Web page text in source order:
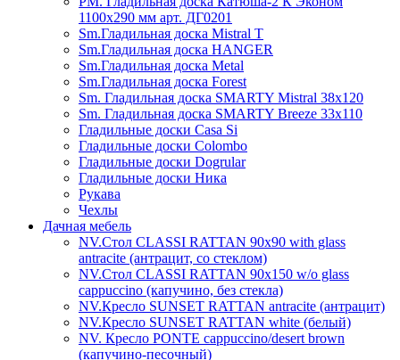
1100х290 мм арт. ДГ0201
Sm.Гладильная доска Mistral T
Sm.Гладильная доска HANGER
Sm.Гладильная доска Metal
Sm.Гладильная доска Forest
Sm. Гладильная доска SMARTY Mistral 38x120
Sm. Гладильная доска SMARTY Breeze 33х110
Гладильные доски Casa Si
Гладильные доски Colombo
Гладильные доски Dogrular
Гладильные доски Ника
Рукава
Чехлы
Дачная мебель
NV.Стол CLASSI RATTAN 90х90 with glass
antracite (антрацит, со стеклом)
NV.Стол CLASSI RATTAN 90х150 w/o glass
cappuccino (капучино, без стекла)
NV.Кресло SUNSET RATTAN antracite (антрацит)
NV.Кресло SUNSET RATTAN white (белый)
NV. Кресло PONTE cappuccino/desert brown
(капучино-песочный)